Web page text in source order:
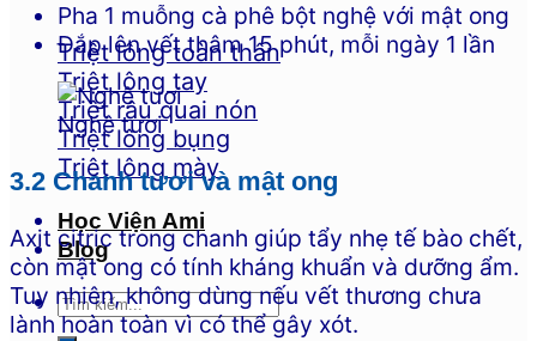
Triệt lông toàn thân
Triệt lông tay
Triệt râu quai nón
Triệt lông bụng
Triệt lông mày
Học Viện Ami
Blog
Pha 1 muỗng cà phê bột nghệ với mật ong
Đắp lên vết thâm 15 phút, mỗi ngày 1 lần
Nghệ tươi
3.2 Chanh tươi và mật ong
Axit citric trong chanh giúp tẩy nhẹ tế bào chết,
còn mật ong có tính kháng khuẩn và dưỡng ẩm.
Tuy nhiên, không dùng nếu vết thương chưa
lành hoàn toàn vì có thể gây xót.